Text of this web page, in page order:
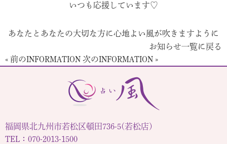
いつも応援しています♡
あなたとあなたの大切な方に心地よい風が吹きますように
お知らせ一覧に戻る
« 前のINFORMATION 次のINFORMATION »
福岡県北九州市若松区頓田736-5(若松店)
TEL：070-2013-1500